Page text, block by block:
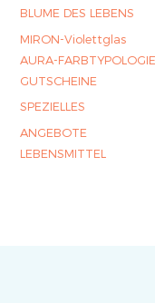
BLUME DES LEBENS
MIRON-Violettglas
AURA-FARBTYPOLOGIE
GUTSCHEINE
SPEZIELLES
ANGEBOTE
LEBENSMITTEL